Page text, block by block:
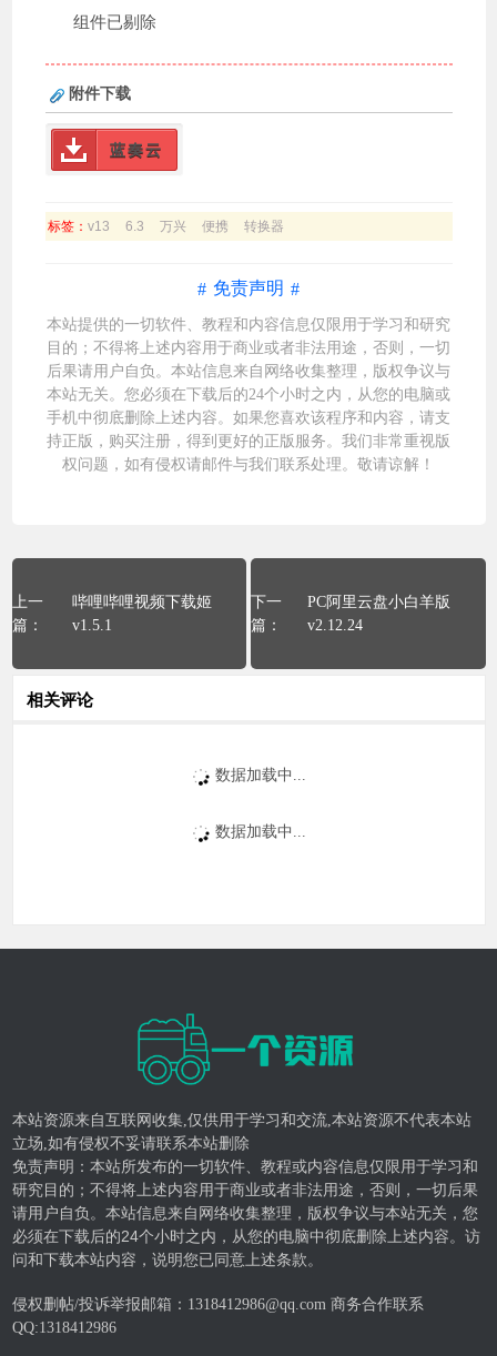
组件已剔除
附件下载
蓝奏云
标签：v13 6.3 万兴 便携 转换器
免责声明
本站提供的一切软件、教程和内容信息仅限用于学习和研究
目的；不得将上述内容用于商业或者非法用途，否则，一切
后果请用户自负。本站信息来自网络收集整理，版权争议与
本站无关。您必须在下载后的24个小时之内，从您的电脑或
手机中彻底删除上述内容。如果您喜欢该程序和内容，请支
持正版，购买注册，得到更好的正版服务。我们非常重视版
权问题，如有侵权请邮件与我们联系处理。敬请谅解！
哔哩哔哩视频下载姬
v1.5.1
PC阿里云盘小白羊版
v2.12.24
相关评论
数据加载中...
数据加载中...
本站资源来自互联网收集,仅供用于学习和交流,本站资源不代表本站
立场,如有侵权不妥请联系本站删除
免责声明：本站所发布的一切软件、教程或内容信息仅限用于学习和
研究目的；不得将上述内容用于商业或者非法用途，否则，一切后果
请用户自负。本站信息来自网络收集整理，版权争议与本站无关，您
必须在下载后的24个小时之内，从您的电脑中彻底删除上述内容。访
问和下载本站内容，说明您已同意上述条款。
侵权删帖/投诉举报邮箱：1318412986@qq.com 商务合作联系
QQ:1318412986